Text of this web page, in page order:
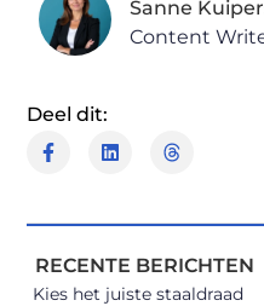
Sanne
Content
Deel dit:
RECENTE BERICHTEN
Kies het juiste staaldraad